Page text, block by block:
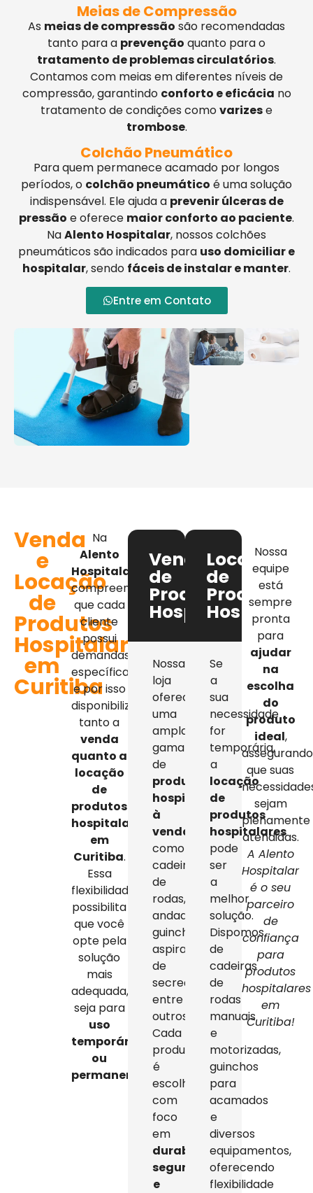
Meias de Compressão
As meias de compressão são recomendadas
tanto para a prevenção quanto para o
tratamento de problemas circulatórios.
Contamos com meias em diferentes níveis de
compressão, garantindo conforto e eficácia no
tratamento de condições comovarizese
trombose.
Colchão Pneumático
Para quem permanece acamado por longos
períodos, o colchão pneumático é uma solução
indispensável. Ele ajuda a prevenir úlceras de
pressão e oferece maior conforto ao paciente.
NaAlento Hospitalar, nossos colchões
pneumáticos são indicados para uso domiciliar e
hospitalar, sendo fáceis de instalar e manter.
Entre em Contato
Venda
e
Locação
de
Produtos
Hospitalares
em
Curitiba
Na
Alento
Hospitalar
compreendemos
que cada
cliente
possui
demandas
específicas,
e por isso
disponibilizamos
tanto a
venda
quanto a
locação
de
produtos
hospitalares
em
Curitiba.
Essa
flexibilidade
possibilita
que você
opte pela
solução
mais
adequada,
seja para
uso
temporário
ou
permanente
Venda
de
Produtos
Hospitalares
Nossa
loja
oferece
uma
ampla
gama
de
produtos
hospitalares
à
venda
como
cadeiras
de
rodas,
andadores,
guinchos,
aspiradores
de
secreção,
entre
outros.
Cada
produto
é
escolhido
com
foco
em
durabilidade,
segurança
e
Locação
de
Produtos
Se
a
sua
necessidade
for
temporária,
a
locação
de
produtos
hospitalares
pode
ser
a
melhor
solução.
Dispomos
de
cadeiras
de
rodas
manuais
e
motorizadas,
guinchos
para
acamados
e
diversos
equipamentos,
oferecendo
flexibilidade
Nossa
equipe
está
sempre
pronta
para
ajudar
na
escolha
do
produto
ideal,
assegurando
que suas
sejam
plenamente
atendidas.
A Alento
Hospitalar
é o seu
parceiro
de
confiança
para
produtos
hospitalares
em
Curitiba!